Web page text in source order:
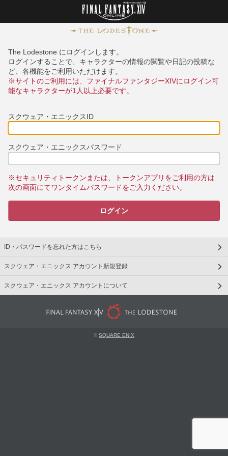
The Lodestone にログインします。
ログインすることで、キャラクターの情報の閲覧や日記の投稿な
ど、各機能をご利用いただけます。
※サイトのご利用には、ファイナルファンタジーXIVにログイン可
能なキャラクターが1人以上必要です。
スクウェア・エニックスID
スクウェア・エニックスパスワード
※セキュリティトークンまたは、トークンアプリをご利用の方は
次の画面にてワンタイムパスワードをご入力ください。
ログイン
ID・パスワードを忘れた方はこちら
スクウェア・エニックス アカウント新規登録
スクウェア・エニックス アカウントについて
©SQUARE ENIX